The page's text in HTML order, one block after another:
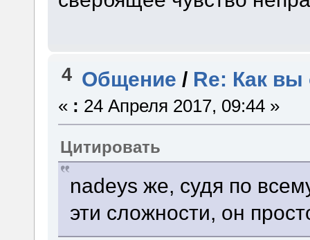
4 Общение / Re: Как вы
« : 24 Апреля 2017, 09:44 »
Цитировать
nadeys же, судя по
эти сложности, он